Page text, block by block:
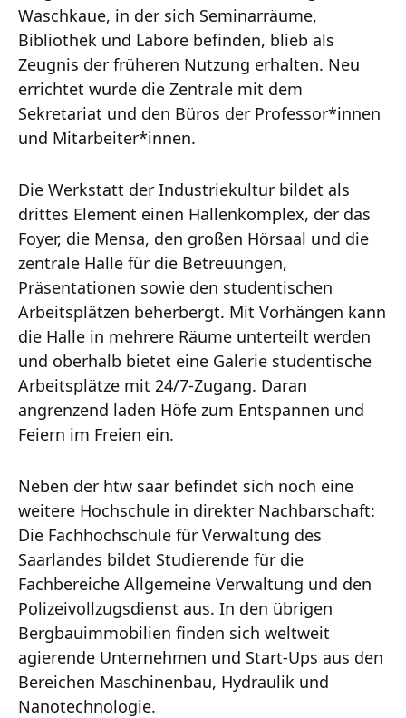
Waschkaue, in der sich Seminarräume,
Bibliothek und Labore befinden, blieb als
Zeugnis der früheren Nutzung erhalten. Neu
errichtet wurde die Zentrale mit dem
Sekretariat und den Büros der Professor*innen
und Mitarbeiter*innen.
Die Werkstatt der Industriekultur bildet als
drittes Element einen Hallenkomplex, der das
Foyer, die Mensa, den großen Hörsaal und die
zentrale Halle für die Betreuungen,
Präsentationen sowie den studentischen
Arbeitsplätzen beherbergt. Mit Vorhängen kann
die Halle in mehrere Räume unterteilt werden
und oberhalb bietet eine Galerie studentische
Arbeitsplätze mit 24/7-Zugang. Daran
angrenzend laden Höfe zum Entspannen und
Feiern im Freien ein.
Neben der htw saar befindet sich noch eine
weitere Hochschule in direkter Nachbarschaft:
Die Fachhochschule für Verwaltung des
Saarlandes bildet Studierende für die
Fachbereiche Allgemeine Verwaltung und den
Polizeivollzugsdienst aus. In den übrigen
Bergbauimmobilien finden sich weltweit
agierende Unternehmen und Start-Ups aus den
Bereichen Maschinenbau, Hydraulik und
Nanotechnologie.